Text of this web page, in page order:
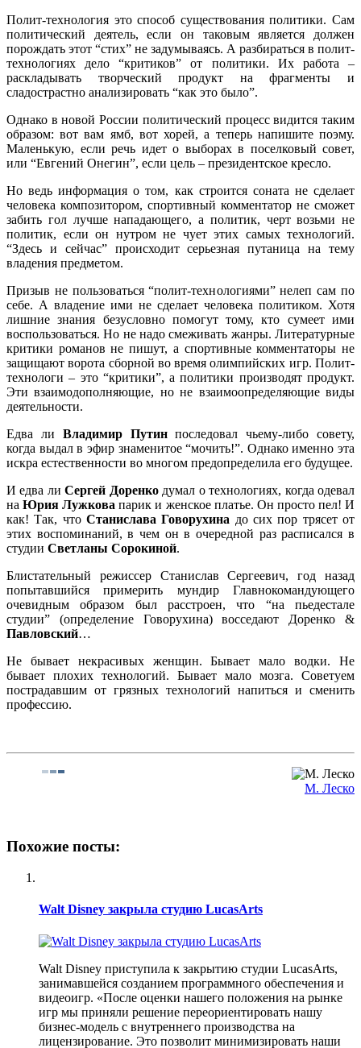
Полит-технология это способ существования политики. Сам
политический деятель, если он таковым является должен
порождать этот “стих” не задумываясь. А разбираться в полит-
технологиях дело “критиков” от политики. Их работа –
раскладывать творческий продукт на фрагменты и
сладострастно анализировать “как это было”.
Однако в новой России политический процесс видится таким
образом: вот вам ямб, вот хорей, а теперь напишите поэму.
Маленькую, если речь идет о выборах в поселковый совет,
или “Евгений Онегин”, если цель – президентское кресло.
Но ведь информация о том, как строится соната не сделает
человека композитором, спортивный комментатор не сможет
забить гол лучше нападающего, а политик, черт возьми не
политик, если он нутром не чует этих самых технологий.
“Здесь и сейчас” происходит серьезная путаница на тему
владения предметом.
Призыв не пользоваться “полит-технологиями” нелеп сам по
себе. А владение ими не сделает человека политиком. Хотя
лишние знания безусловно помогут тому, кто сумеет ими
воспользоваться. Но не надо смеживать жанры. Литературные
критики романов не пишут, а спортивные комментаторы не
защищают ворота сборной во время олимпийских игр. Полит-
технологи – это “критики”, а политики производят продукт.
Эти взаимодополняющие, но не взаимоопределяющие виды
деятельности.
Едва ли Владимир Путинпоследовал чьему-либо совету,
когда выдал в эфир знаменитое “мочить!”. Однако именно эта
искра естественности во многом предопределила его будущее.
И едва лиСергей Доренкодумал о технологиях, когда одевал
наЮрия Лужкова парик и женское платье. Он просто пел! И
как! Так, что Станислава Говорухина до сих пор трясет от
этих воспоминаний, в чем он в очередной раз расписался в
студии Светланы Сорокиной.
Блистательный режиссер Станислав Сергеевич, год назад
попытавшийся примерить мундир Главнокомандующего
очевидным образом был расстроен, что “на пьедестале
студии” (определение Говорухина) восседают Доренко &
Павловский…
Не бывает некрасивых женщин. Бывает мало водки. Не
бывает плохих технологий. Бывает мало мозга. Советуем
пострадавшим от грязных технологий напиться и сменить
профессию.
М. Леско
Похожие посты:
Walt Disney закрыла студию LucasArts
Walt Disney приступила к закрытию студии LucasArts,
занимавшейся созданием программного обеспечения и
видеоигр. «После оценки нашего положения на рынке
игр мы приняли решение переориентировать нашу
бизнес-модель с внутреннего производства на
лицензирование. Это позволит минимизировать наши